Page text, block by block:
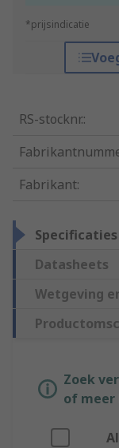
*prijsindicatie
RS-stocknr.:
Fabrikant:
Specificaties
Datasheets
Wetgeving
Zoek
of meer